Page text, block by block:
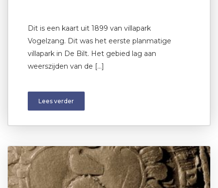
Dit is een kaart uit 1899 van villapark
Vogelzang. Dit was het eerste planmatige
villapark in De Bilt. Het gebied lag aan
weerszijden van de […]
Lees verder